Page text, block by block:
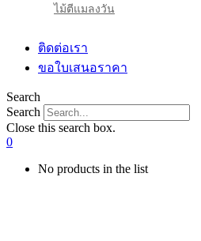
ไม้ตีแมลงวัน
ติดต่อเรา
ขอใบเสนอราคา
Search
Search
Close this search box.
0
No products in the list